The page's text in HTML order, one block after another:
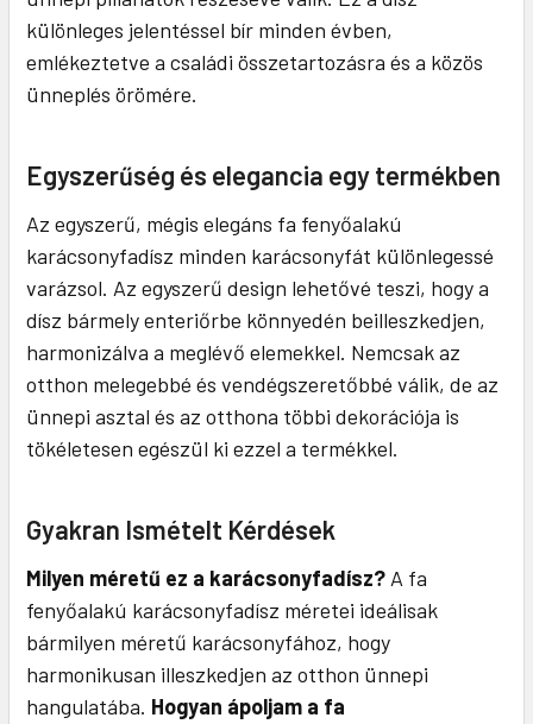
különleges jelentéssel bír minden évben,
emlékeztetve a családi összetartozásra és a közös
ünneplés örömére.
Egyszerűség és elegancia egy termékben
Az egyszerű, mégis elegáns fa fenyőalakú
karácsonyfadísz minden karácsonyfát különlegessé
varázsol. Az egyszerű design lehetővé teszi, hogy a
dísz bármely enteriőrbe könnyedén beilleszkedjen,
harmonizálva a meglévő elemekkel. Nemcsak az
otthon melegebbé és vendégszeretőbbé válik, de az
ünnepi asztal és az otthona többi dekorációja is
tökéletesen egészül ki ezzel a termékkel.
Gyakran Ismételt Kérdések
Milyen méretű ez a karácsonyfadísz?A fa
fenyőalakú karácsonyfadísz méretei ideálisak
bármilyen méretű karácsonyfához, hogy
harmonikusan illeszkedjen az otthon ünnepi
hangulatába. Hogyan ápoljam a fa